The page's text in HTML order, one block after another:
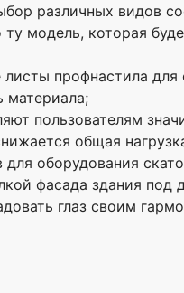
различных видов
модель, которая
профнастила для
пользователям
общая
оборудования
фасада здания под
глаз своим